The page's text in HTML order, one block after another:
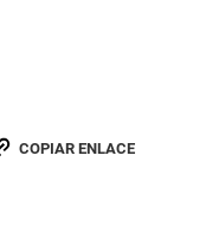
COPIAR ENLACE